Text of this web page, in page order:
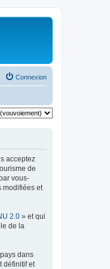
Connexion
acceptez
de
vous-
modifiées et
2.0 » et qui
de la
dans
définitif et